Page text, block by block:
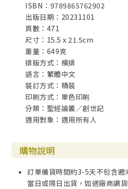
第四十九章
第五十章..........................................456
ISBN：9789865762902
出版日期：20231101
頁數：471
尺寸：15.5 x 21.5cm
重量：649克
排版方式：橫排
語言：繁體中文
裝訂方式：精裝
印刷方式：單色印刷
分類：聖經論叢／創世記
適用對象：適用所有人
購物說明
訂單備貨時間約3-5天不包含週
當日或隔日出貨，如遇廠商調